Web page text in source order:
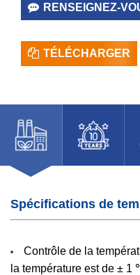
RENSEIGNEZ-
TÉLÉCHARGER
Spécifications de
Contrôle de la
la température est de ±